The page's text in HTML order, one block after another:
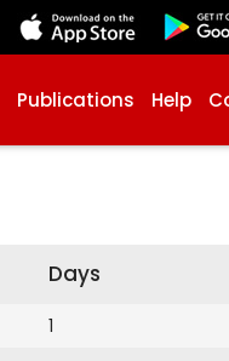
Publications Help
Days
1